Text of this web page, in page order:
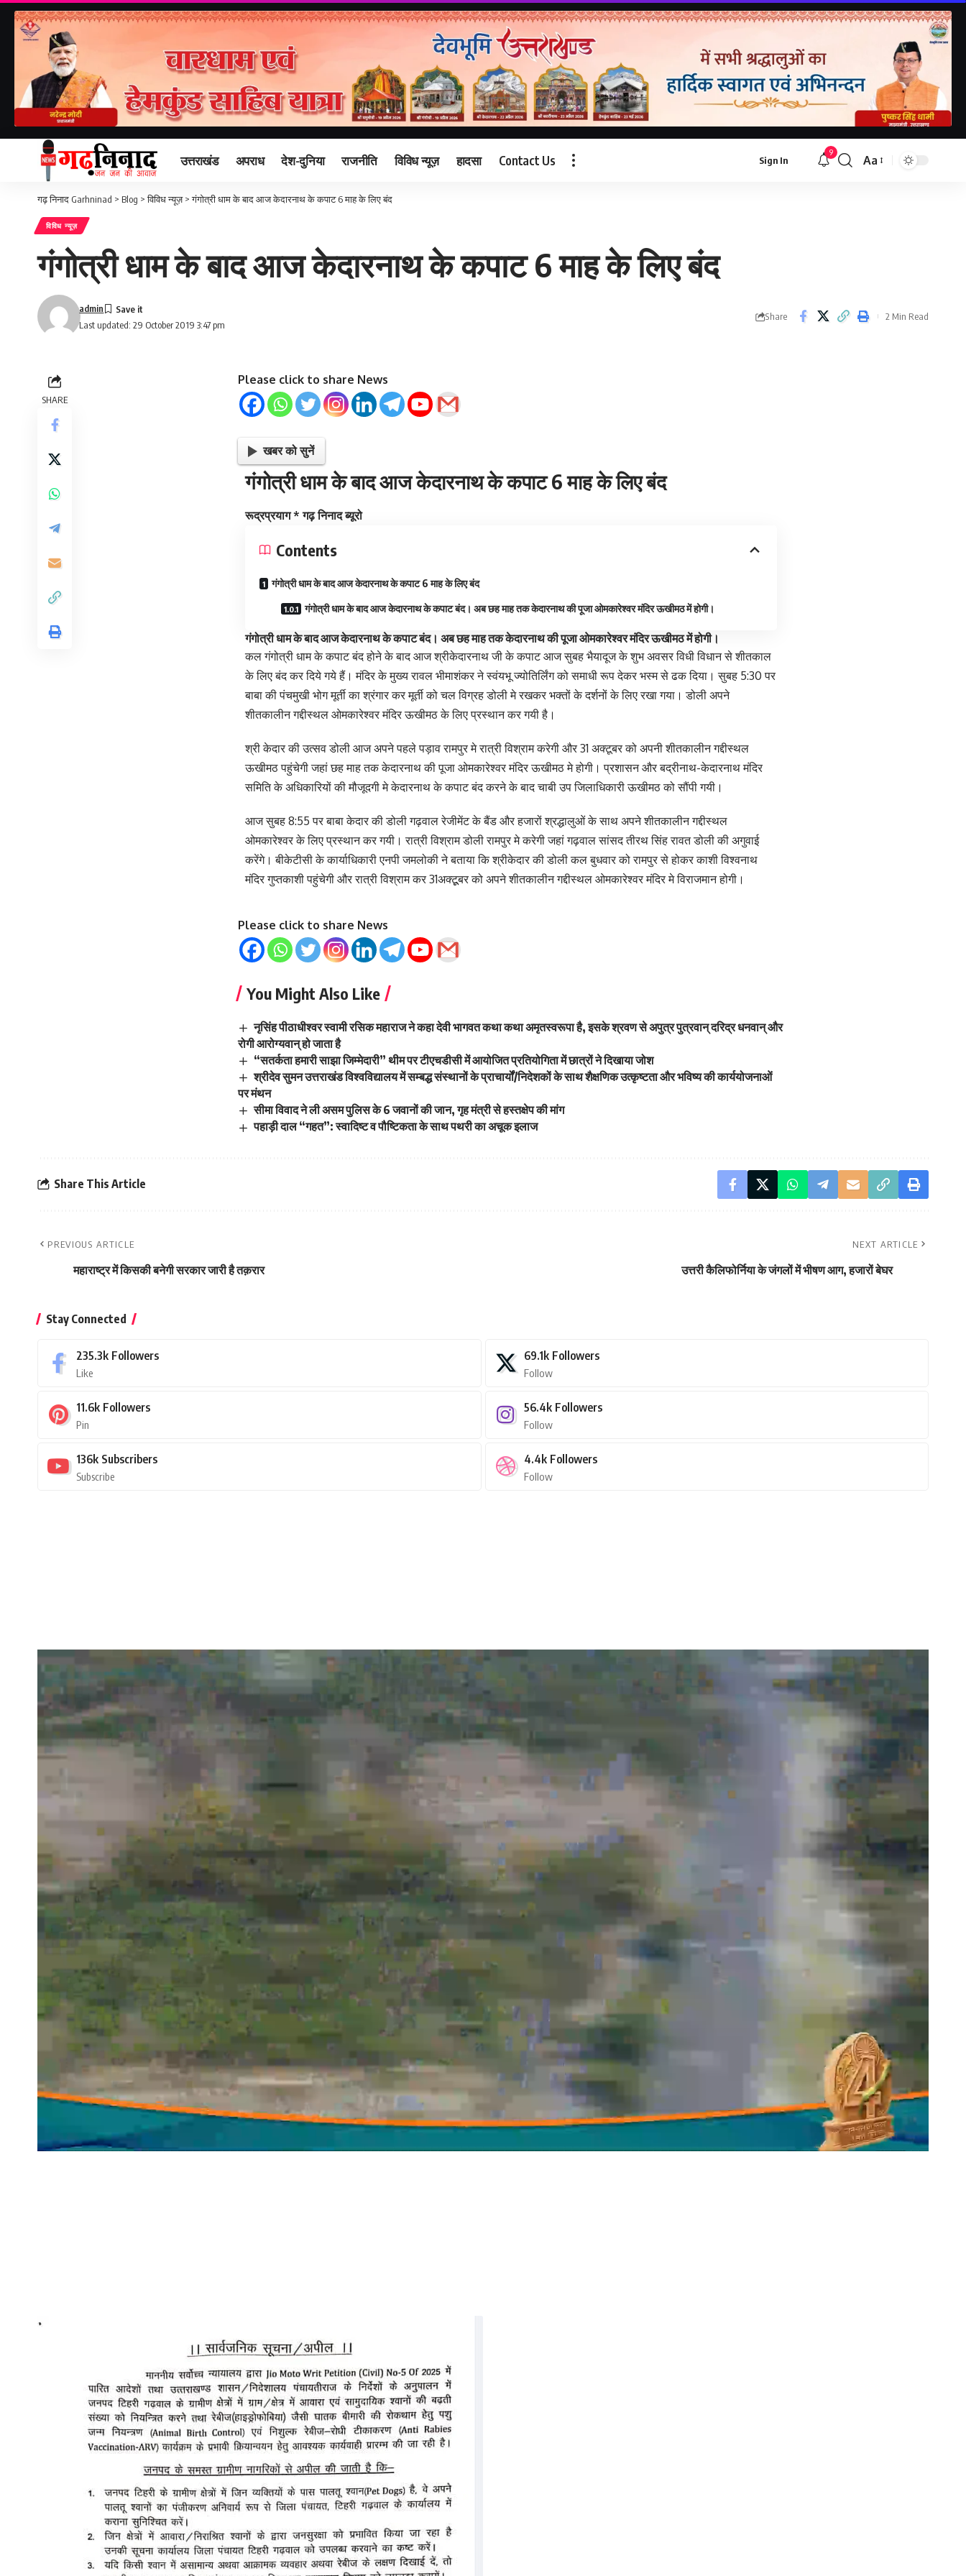
उत्तराखंड अपराध देश-दुनिया राजनीति विविध न्यूज़ हादसा Contact Us Sign In
9
Aa
गढ़ निनाद Garhninad > Blog >विविध न्यूज़>गंगोत्री धाम के बाद आज केदारनाथ के कपाट 6 माह के लिए बंद
विविध न्यूज़
गंगोत्री धाम के बाद आज केदारनाथ के कपाट 6 माह के लिए बंद
Last updated: 29 October 2019 3:47 pm
admin
Share 2 Min Read
SHARE
Please click to share News
खबर को सुनें
गंगोत्री धाम के बाद आज केदारनाथ के कपाट 6 माह के लिए बंद
रूद्रप्रयाग * गढ़ निनाद ब्यूरो
Contents
गंगोत्री धाम के बाद आज केदारनाथ के कपाट 6 माह के लिए बंद
गंगोत्री धाम के बाद आज केदारनाथ के कपाट बंद। अब छह माह तक केदारनाथ की पूजा ओमकारेश्वर मंदिर ऊखीमठ में होगी।
गंगोत्री धाम के बाद आज केदारनाथ के कपाट बंद। अब छह माह तक केदारनाथ की पूजा ओमकारेश्वर मंदिर ऊखीमठ में होगी।
कल गंगोत्री धाम के कपाट बंद होने के बाद आज श्रीकेदारनाथ जी के कपाट आज सुबह भैयादूज के शुभ अवसर विधी विधान से शीतकाल
के लिए बंद कर दिये गये हैं। मंदिर के मुख्य रावल भीमाशंकर ने स्वंयभू ज्योतिर्लिंग को समाधी रूप देकर भस्म से ढक दिया। सुबह 5:30 पर
बाबा की पंचमुखी भोग मूर्ती का श्रंगार कर मूर्ती को चल विग्रह डोली मे रखकर भक्तों के दर्शनों के लिए रखा गया। डोली अपने
शीतकालीन गद्दीस्थल ओमकारेश्वर मंदिर ऊखीमठ के लिए प्रस्थान कर गयी है।
श्री केदार की उत्सव डोली आज अपने पहले पड़ाव रामपुर मे रात्री विश्राम करेगी और 31 अक्टूबर को अपनी शीतकालीन गद्दीस्थल
ऊखीमठ पहुंचेगी जहां छह माह तक केदारनाथ की पूजा ओमकारेश्वर मंदिर ऊखीमठ मे होगी। प्रशासन और बद्रीनाथ-केदारनाथ मंदिर
समिति के अधिकारियों की मौजूदगी मे केदारनाथ के कपाट बंद करने के बाद चाबी उप जिलाधिकारी ऊखीमठ को सौंपी गयी।
आज सुबह 8:55 पर बाबा केदार की डोली गढ़वाल रेजीमेंट के बैंड और हजारों श्रद्धालुओं के साथ अपने शीतकालीन गद्दीस्थल
ओमकारेश्वर के लिए प्रस्थान कर गयी। रात्री विश्राम डोली रामपुर मे करेगी जहां गढ़वाल सांसद तीरथ सिंह रावत डोली की अगुवाई
करेंगे। बीकेटीसी के कार्याधिकारी एनपी जमलोकी ने बताया कि श्रीकेदार की डोली कल बुधवार को रामपुर से होकर काशी विश्वनाथ
मंदिर गुप्तकाशी पहुंचेगी और रात्री विश्राम कर 31अक्टूूबर को अपने शीतकालीन गद्दीस्थल ओमकारेश्वर मंदिर मे विराजमान होगी।
Please click to share News
You Might Also Like
नृसिंह पीठाधीश्वर स्वामी रसिक महाराज ने कहा देवी भागवत कथा कथा अमृतस्वरूपा है, इसके श्रवण से अपुत्र पुत्रवान् दरिद्र धनवान् और
रोगी आरोग्यवान् हो जाता है
“सतर्कता हमारी साझा जिम्मेदारी” थीम पर टीएचडीसी में आयोजित प्रतियोगिता में छात्रों ने दिखाया जोश
श्रीदेव सुमन उत्तराखंड विश्वविद्यालय में सम्बद्ध संस्थानों के प्राचार्यों/निदेशकों के साथ शैक्षणिक उत्कृष्टता और भविष्य की कार्ययोजनाओं
पर मंथन
सीमा विवाद ने ली असम पुलिस के 6 जवानों की जान, गृह मंत्री से हस्तक्षेप की मांग
पहाड़ी दाल “गहत”: स्वादिष्ट व पौष्टिकता के साथ पथरी का अचूक इलाज
Share This Article
PREVIOUS ARTICLE
महाराष्ट्र में किसकी बनेगी सरकार जारी है तक़रार
NEXT ARTICLE
उत्तरी कैलिफोर्निया के जंगलों में भीषण आग, हजारों बेघर
Stay Connected
235.3k Followers
Like
69.1k Followers
Follow
11.6k Followers
Pin
56.4k Followers
Follow
136k Subscribers
Subscribe
4.4k Followers
Follow